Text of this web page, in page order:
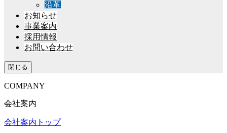
沿革
お知らせ
事業案内
採用情報
お問い合わせ
閉じる
COMPANY
会社案内
会社案内トップ